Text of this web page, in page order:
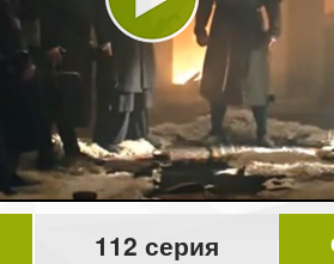
Play
Video
112 серия